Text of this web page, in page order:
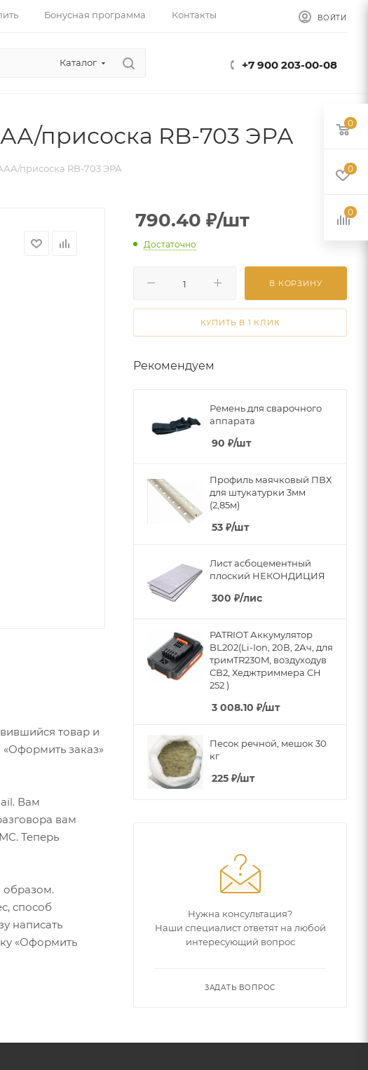
Бонусная программа Контакты ВОЙТИ
Каталог +7 900 203-00-08
присоска RB-703 ЭРА
присоска RB-703 ЭРА
товар и
заказ»
Вам
вам
Теперь
образом.
способ
написать
«Оформить
790.40 ₽/шт
Достаточно
В КОРЗИНУ
КУПИТЬ В 1 КЛИК
Рекомендуем
Ремень для сварочного
аппарата
90 ₽/шт
Профиль маячковый ПВХ
для штукатурки 3мм
(2,85м)
53 ₽/шт
Лист асбоцементный
плоский НЕКОНДИЦИЯ
300 ₽/лис
PATRIOT Аккумулятор
BL202(Li-Ion, 20В, 2Ач, для
тримTR230M, воздуходув
СВ2, Хеджтриммера CH
252 )
3 008.10 ₽/шт
Песок речной, мешок 30
кг
225 ₽/шт
Нужна консультация?
Наши специалист ответят на любой
интересующий вопрос
ЗАДАТЬ ВОПРОС
0
0
0